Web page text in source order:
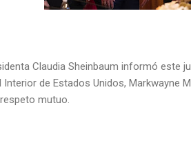
Claudia Sheinbaum informó este
Interior de Estados Unidos, Markwayne
mutuo.